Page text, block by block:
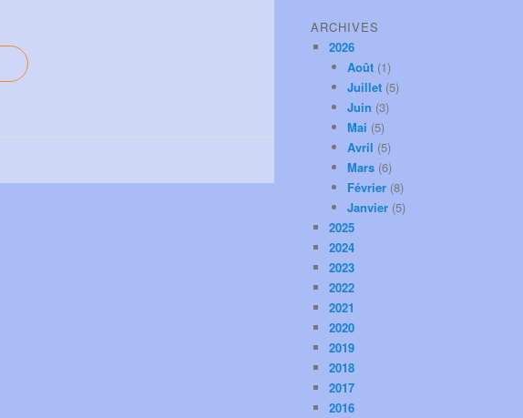
ARCHIVES
2026
Août (1)
Juillet (5)
Juin (3)
Mai (5)
Avril (5)
Mars (6)
Février (8)
Janvier (5)
2025
2024
2023
2022
2021
2020
2019
2018
2017
2016